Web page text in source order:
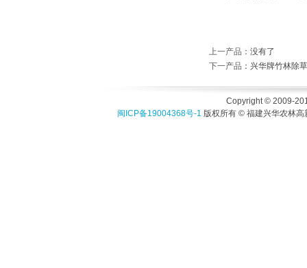
上一产品 ：没有了
下一产品 ： 兴华牌竹林除
Copyright © 2009-
闽ICP备19004368号-1 版权所有 © 福建兴华农林